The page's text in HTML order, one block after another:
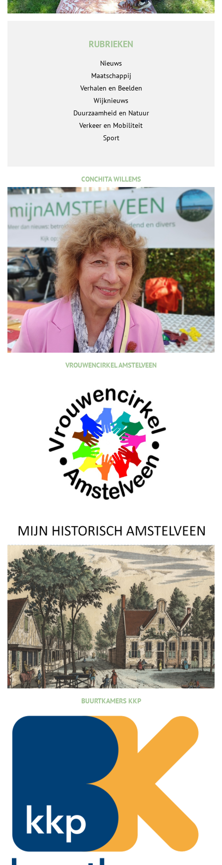
RUBRIEKEN
Nieuws
Maatschappij
Verhalen en Beelden
Wijknieuws
Duurzaamheid en Natuur
Verkeer en Mobiliteit
Sport
CONCHITA WILLEMS
VROUWENCIRKEL AMSTELVEEN
BUURTKAMERS KKP